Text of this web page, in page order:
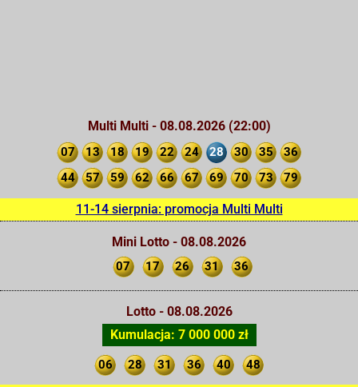
Multi Multi - 08.08.2026 (22:00)
07 13 18 19 22 24 28 30 35
36
44
57 59 62 66 67 69 70 73 79
11-14 sierpnia: promocja Multi Multi
Mini Lotto - 08.08.2026
07 17 26 31 36
Lotto - 08.08.2026
Kumulacja: 7 000 000 zł
06 28 31 36 40 48